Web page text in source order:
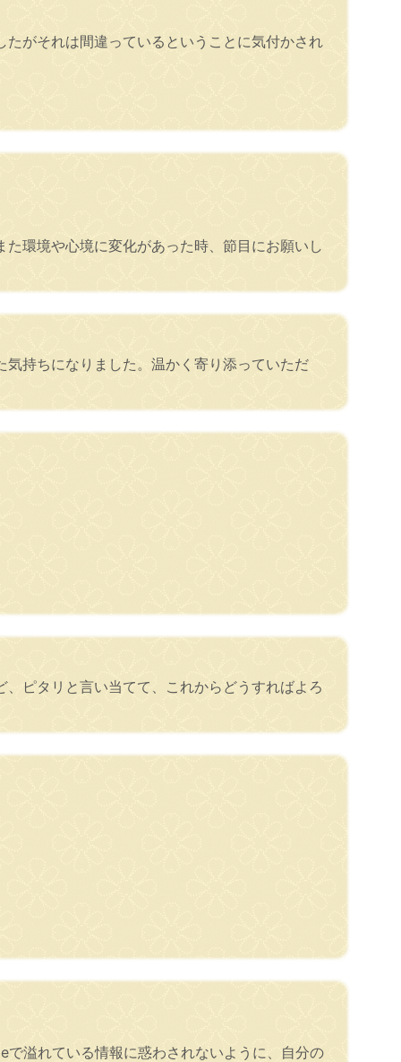
がそれは間違っているということに気付かされ
環境や心境に変化があった時、節目にお願いし
持ちになりました。温かく寄り添っていただ
ピタリと言い当てて、これからどうすればよろ
溢れている情報に惑わされないように、自分の